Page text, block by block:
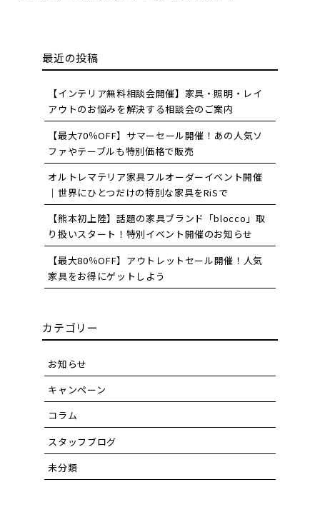
最近の投稿
【インテリア無料相談会開催】家具・照明・レイ
アウトのお悩みを解決する相談会のご案内
【最大70％OFF】サマーセール開催！あの人気ソ
ファやテーブルも特別価格で販売
オルトレマテリア家具フルオーダーイベント開催
｜世界にひとつだけの特別な家具をRiSで
【熊本初上陸】話題の家具ブランド「blocco」取
り扱いスタート！特別イベント開催のお知らせ
【最大80％OFF】アウトレットセール開催！人気
家具をお得にゲットしよう
カテゴリー
お知らせ
キャンペーン
コラム
スタッフブログ
未分類